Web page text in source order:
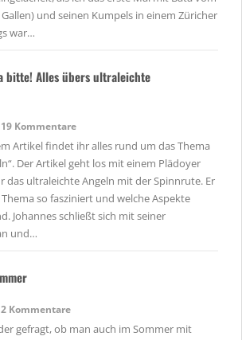
und seinen Kumpels in einem Züricher
war…
bitte! Alles übers ultraleichte
19 Kommentare
Artikel findet ihr alles rund um das Thema
Der Artikel geht los mit einem Plädoyer
das ultraleichte Angeln mit der Spinnrute. Er
so fasziniert und welche Aspekte
Johannes schließt sich mit seiner
und…
2 Kommentare
gefragt, ob man auch im Sommer mit